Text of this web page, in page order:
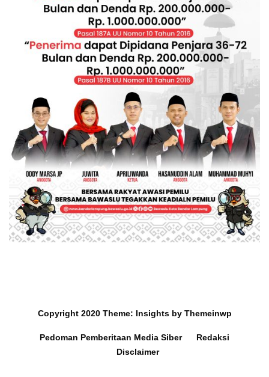
Copyright 2020 Theme: Insightsby Themeinwp
Pedoman Pemberitaan Media Siber
Redaksi
Disclaimer